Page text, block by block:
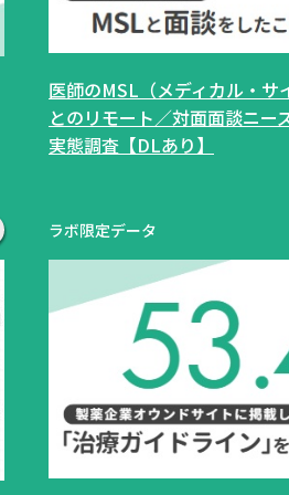
医師のMSL（メディカル・サ
とのリモート／対面面談ニー
実態調査【DLあり】
ラボ限定データ